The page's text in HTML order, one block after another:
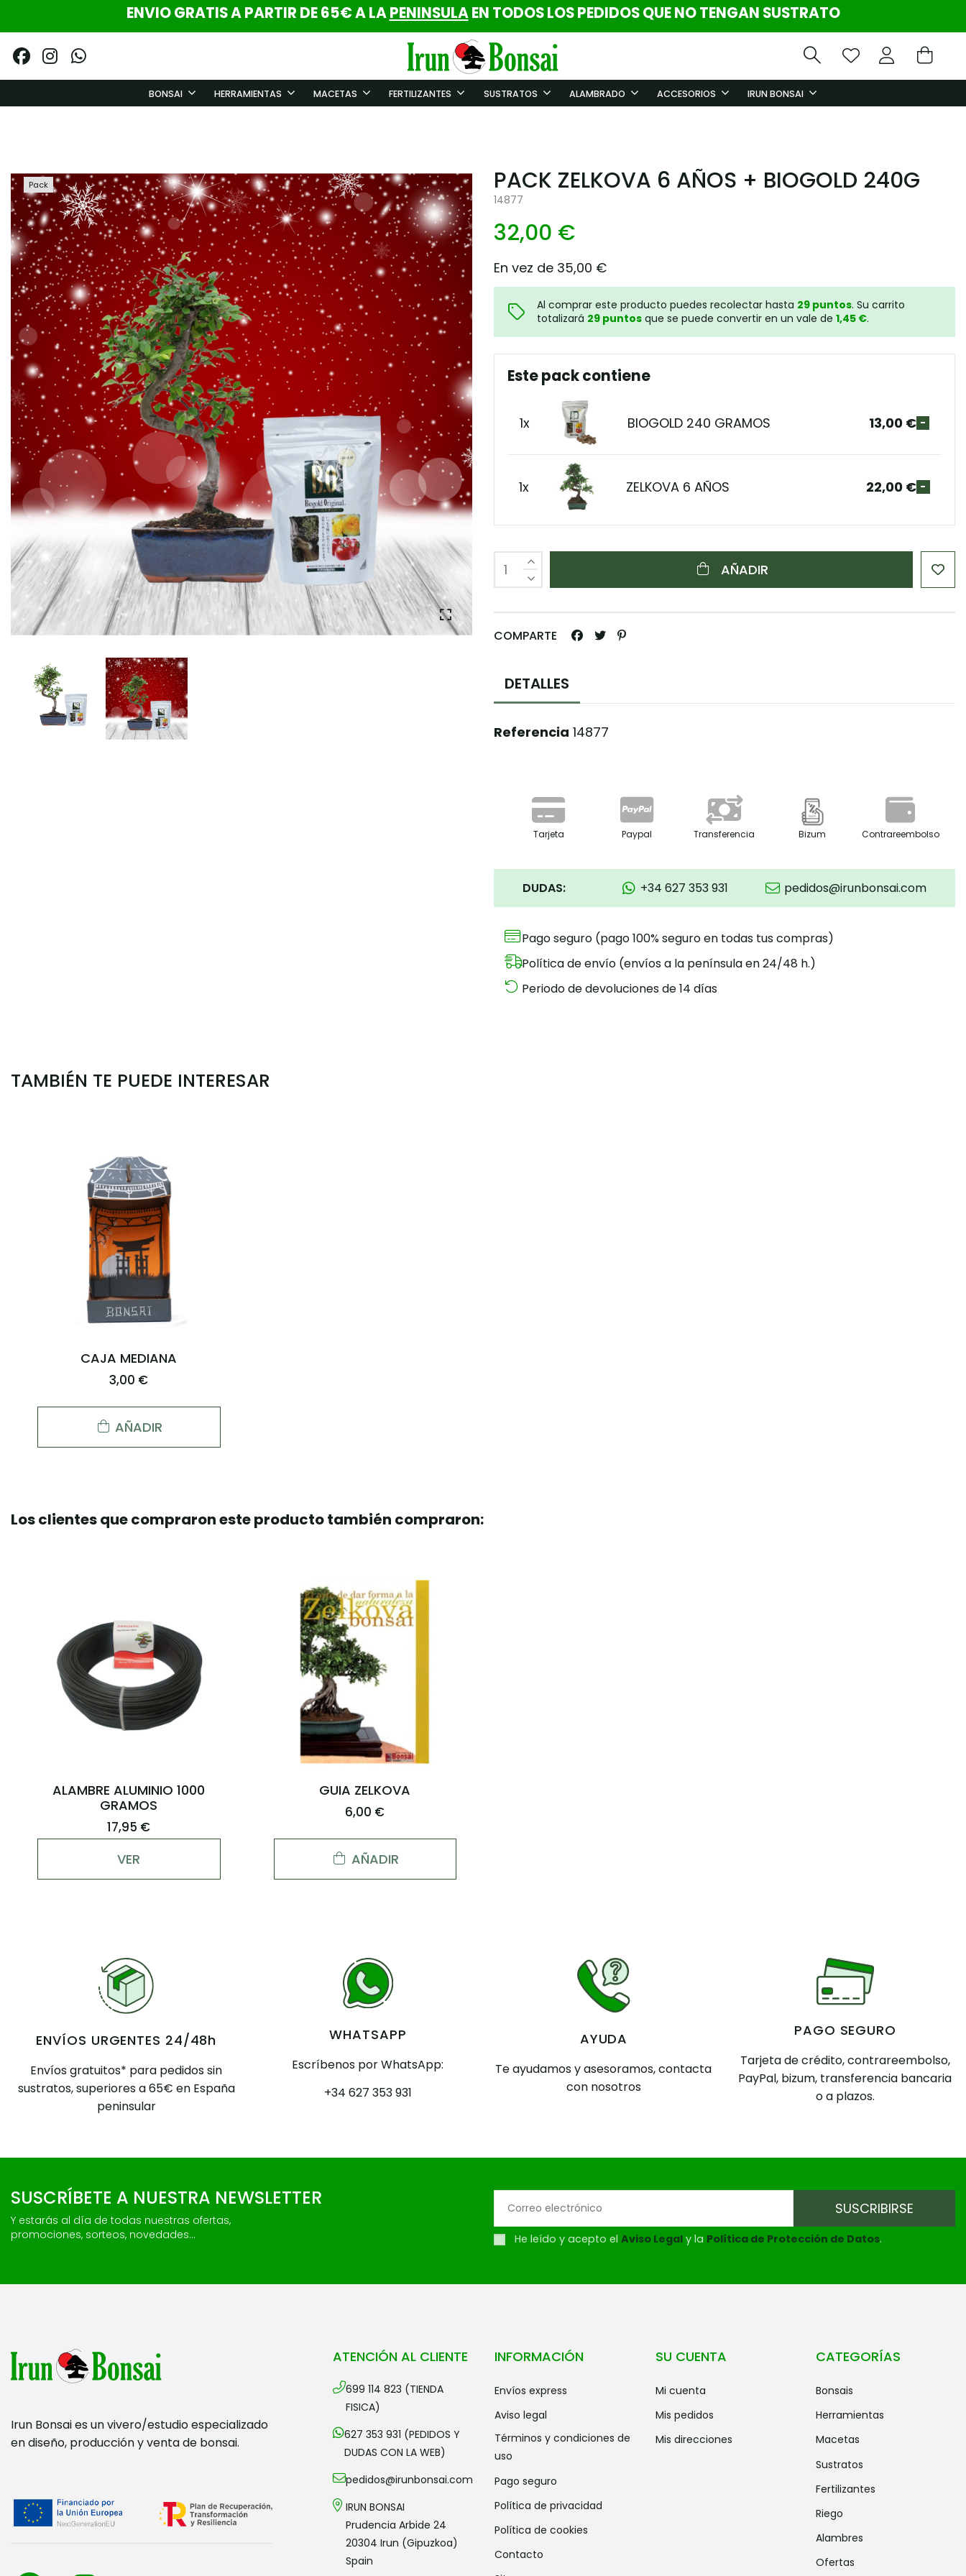
ENVIO GRATIS A PARTIR DE 65€ A LAPENINSULAEN TODOS LOS PEDIDOS QUE NO TENGAN SUSTRATO
BONSAI HERRAMIENTAS MACETAS FERTILIZANTES SUSTRATOS ALAMBRADO ACCESORIOS IRUN BONSAI
Pack PACK ZELKOVA 6 AÑOS + BIOGOLD 240G
14877
32,00 €
En vez de 35,00 €
Al comprar este producto puedes recolectar hasta 29 puntos. Su carrito
totalizará 29 puntos que se puede convertir en un vale de 1,45 €.
Este pack contiene
1x BIOGOLD 240 GRAMOS 13,00 € -
1x ZELKOVA 6 AÑOS 22,00 € -
AÑADIR
COMPARTE
DETALLES
Referencia 14877
Tarjeta Paypal Transferencia Bizum Contrareembolso
DUDAS: +34 627 353 931 pedidos@irunbonsai.com
Pago seguro (pago 100% seguro en todas tus compras)
Política de envío (envíos a la península en 24/48 h.)
Periodo de devoluciones de 14 días
TAMBIÉN TE PUEDE INTERESAR
CAJA MEDIANA
3,00 €
AÑADIR
Los clientes que compraron este producto también compraron:
ALAMBRE ALUMINIO 1000
GRAMOS
17,95 €
VER
GUIA ZELKOVA
6,00 €
AÑADIR
ENVÍOS URGENTES 24/48h
Envíos gratuitos* para pedidos sin
sustratos, superiores a 65€ en España
peninsular
WHATSAPP
Escríbenos por WhatsApp:
+34 627 353 931
AYUDA
Te ayudamos y asesoramos, contacta
con nosotros
PAGO SEGURO
Tarjeta de crédito, contrareembolso,
PayPal, bizum, transferencia bancaria
o a plazos.
SUSCRÍBETE A NUESTRA NEWSLETTER
Y estarás al día de todas nuestras ofertas,
promociones, sorteos, novedades...
He leído y acepto el Aviso Legal y la Política de Protección de Datos.
Irun Bonsai es un vivero/estudio especializado
en diseño, producción y venta de bonsai.
ATENCIÓN AL CLIENTE
699 114 823 (TIENDA
FISICA)
627 353 931 (PEDIDOS Y
DUDAS CON LA WEB)
pedidos@irunbonsai.com
IRUN BONSAI
Prudencia Arbide 24
20304 Irun (Gipuzkoa)
Spain
INFORMACIÓN
envíos express
aviso legal
términos y condiciones de
uso
pago seguro
política de privacidad
política de cookies
contacto
SU CUENTA
mi cuenta
mis pedidos
mis direcciones
CATEGORÍAS
bonsais
herramientas
macetas
sustratos
fertilizantes
riego
alambres
ofertas